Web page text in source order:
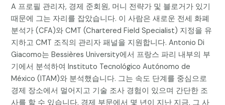
A 프로필 관리자, 경제 준회원, 머니 전략가 및 블로거가 있기
때문에 그는 자리를 잡았습니다. 이 사람은 새로운 전세 화폐
분석가 (CFA)와 CMT (Chartered Field Specialist) 지정을 유
지하고 CMT 조직의 관리자 패널을 지원합니다. Antonio Di
Giacomo는 Bessières University에서 프랑스 파리 내부의 부
기에서 분석하여 Instituto Tecnológico Autónomo de
México (ITAM)와 분석했습니다. 그는 속도 단계를 중심으로
경제 장소에서 멀어지고 기술 조사 경험이 있으며 간단한 조
사를 할 수 있습니다. 경제 부문에서 몇 년이 지난 지금, 그 사